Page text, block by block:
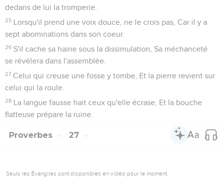
dedans de lui la tromperie.
25 Lorsqu'il prend une voix douce, ne le crois pas, Car il y a
sept abominations dans son coeur.
26 S'il cache sa haine sous la dissimulation, Sa méchanceté
se révélera dans l'assemblée.
27 Celui qui creuse une fosse y tombe, Et la pierre revient sur
celui qui la roule.
28 La langue fausse hait ceux qu'elle écrase, Et la bouche
flatteuse prépare la ruine.
Proverbes 27
Seuls les Évangiles sont disponibles en vidéo pour le moment.